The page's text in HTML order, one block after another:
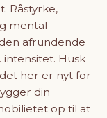
Råstyrke,
mental
afrundende
intensitet. Husk
her er nyt for
din
op til at